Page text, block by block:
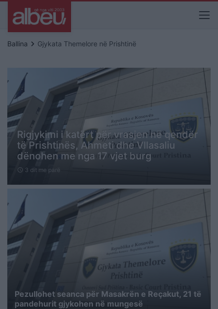
Ballina keyboard_arrow_right Gjykata Themelore në Prishtinë
Rigjykimi i katërt për vrasjen në qendër
të Prishtinës, Ahmeti dhe Vllasaliu
dënohen me nga 17 vjet burg
schedule 3 dit me parë
Pezullohet seanca për Masakrën e Reçakut, 21 të
pandehurit gjykohen në mungesë